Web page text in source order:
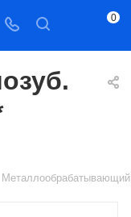
0
Металлообрабатывающий